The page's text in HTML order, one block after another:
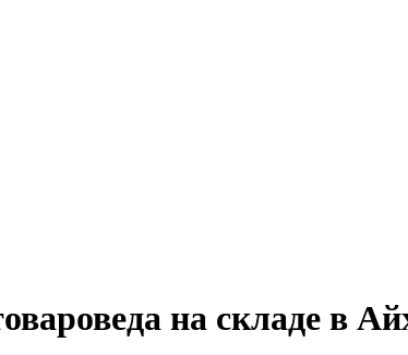
на складе в